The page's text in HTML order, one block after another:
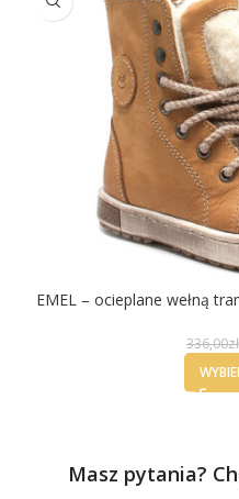
EMEL – ocieplane wełną
336,00zł
Masz pytania?